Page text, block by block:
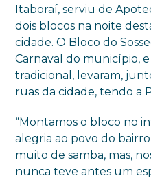
Itaboraí, serviu de
dois blocos na noite
cidade. O Bloco do
Carnaval do município,
tradicional, levaram,
ruas da cidade, tendo a
“Montamos o bloco no
alegria ao povo do
muito de samba, mas,
nunca teve antes um